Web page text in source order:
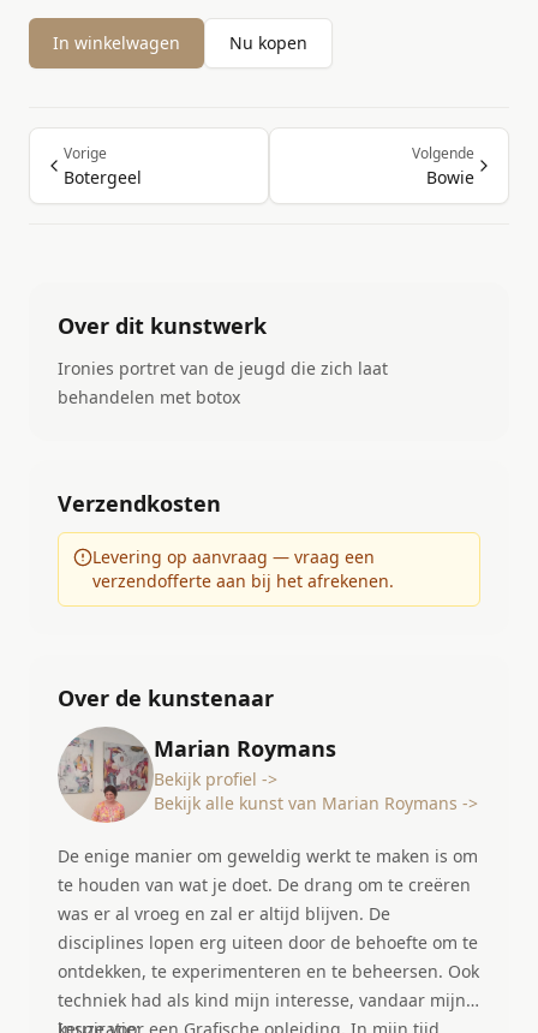
In winkelwagen Nu kopen
Vorige
Botergeel
Volgende
Bowie
Over dit kunstwerk
Ironies portret van de jeugd die zich laat
behandelen met botox
Verzendkosten
Levering op aanvraag — vraag een
verzendofferte aan bij het afrekenen.
Over de kunstenaar
Marian Roymans
Bekijk profiel ->
Bekijk alle kunst van Marian Roymans ->
De enige manier om geweldig werkt te maken is om
te houden van wat je doet. De drang om te creëren
was er al vroeg en zal er altijd blijven. De
disciplines lopen erg uiteen door de behoefte om te
ontdekken, te experimenteren en te beheersen. Ook
techniek had als kind mijn interesse, vandaar mijn